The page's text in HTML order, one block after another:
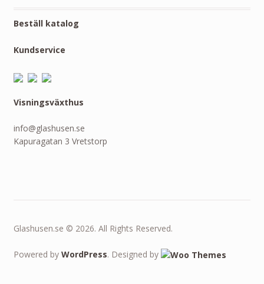
Beställ katalog
Kundservice
Visningsväxthus
info@glashusen.se
Kapuragatan 3 Vretstorp
Glashusen.se © 2026. All Rights Reserved.
Powered by WordPress. Designed by